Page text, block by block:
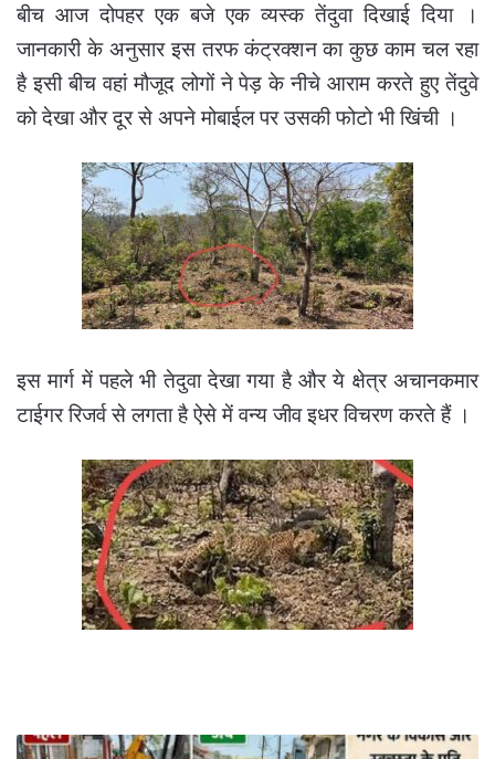
बीच आज दोपहर एक बजे एक व्यस्क तेंदुवा दिखाई दिया ।
जानकारी के अनुसार इस तरफ कंट्रक्शन का कुछ काम चल रहा
है इसी बीच वहां मौजूद लोगों ने पेड़ के नीचे आराम करते हुए तेंदुवे
को देखा और दूर से अपने मोबाईल पर उसकी फोटो भी खिंची ।
इस मार्ग में पहले भी तेदुवा देखा गया है और ये क्षेत्र अचानकमार
टाईगर रिजर्व से लगता है ऐसे में वन्य जीव इधर विचरण करते हैं ।
खबर